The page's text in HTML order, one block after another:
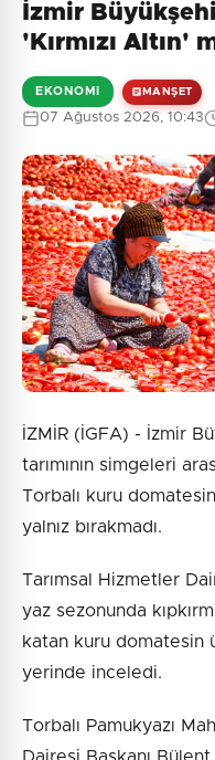
İzmir
'Kırmızı Altın'
EKONOMI MANŞET
07 Ağustos 2026, 10:43
İZMİR (İGFA) - İzmir
tarımının simgeleri
Torbalı kuru
yalnız bırakmadı.
Tarımsal Hizmetler
yaz sezonunda
katan kuru domatesin
yerinde inceledi.
Torbalı Pamukyazı
Dairesi Başkanı